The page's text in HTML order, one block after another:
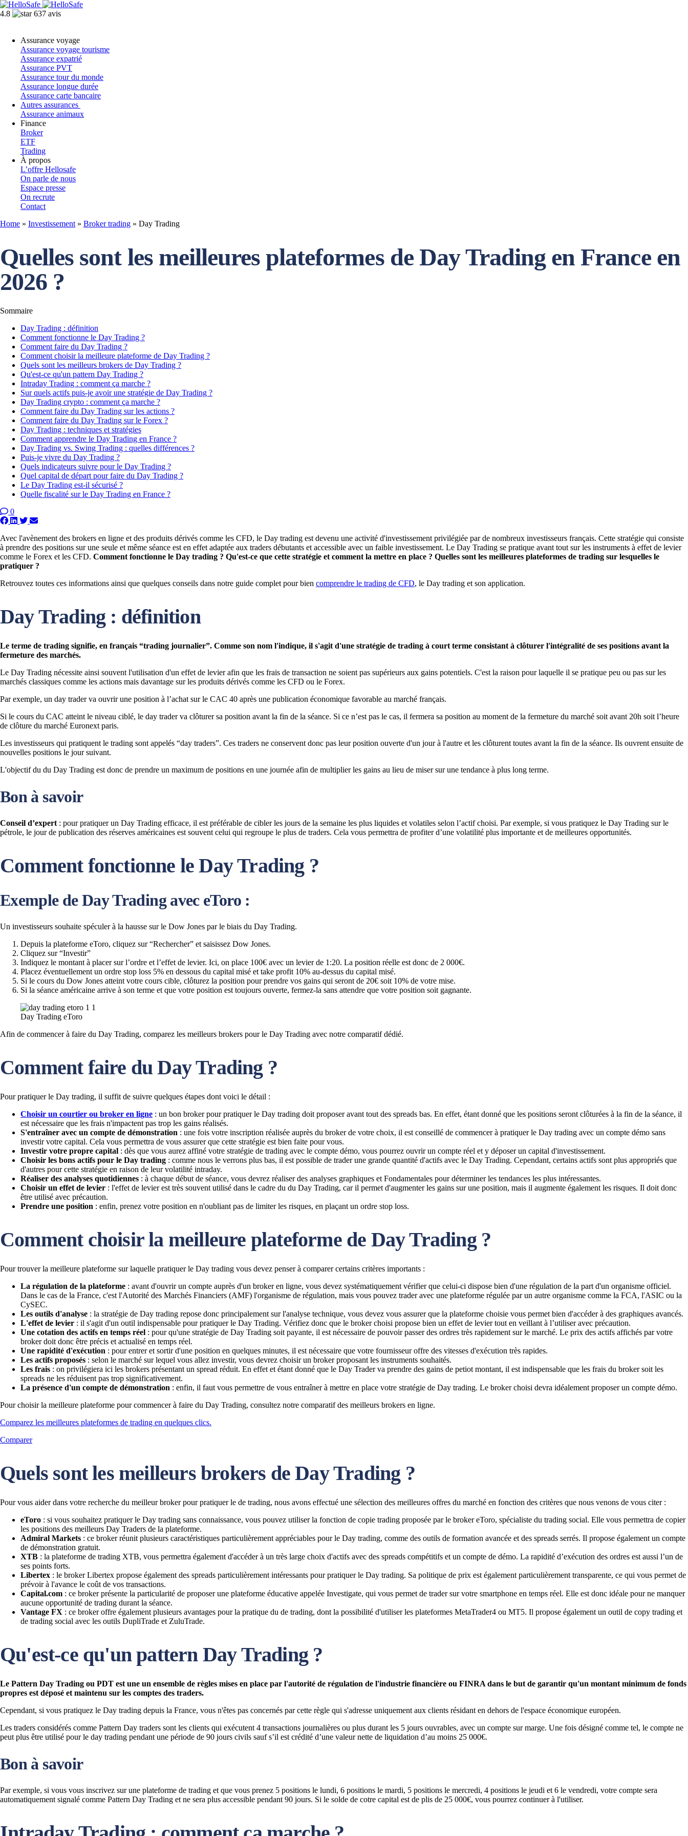
4.8 637 avis
Assurance voyage
Assurance voyage tourisme
Assurance expatrié
Assurance PVT
Assurance tour du monde
Assurance longue durée
Assurance carte bancaire
Autres assurances
Assurance animaux
Finance
Broker
ETF
Trading
À propos
L’offre Hellosafe
On parle de nous
Espace presse
On recrute
Contact
Home » Investissement » Broker trading » Day Trading
Quelles sont les meilleures plateformes de Day Trading en France en
2026 ?
Sommaire
Day Trading : définition
Comment fonctionne le Day Trading ?
Comment faire du Day Trading ?
Comment choisir la meilleure plateforme de Day Trading ?
Quels sont les meilleurs brokers de Day Trading ?
Qu'est-ce qu'un pattern Day Trading ?
Intraday Trading : comment ça marche ?
Sur quels actifs puis-je avoir une stratégie de Day Trading ?
Day Trading crypto : comment ça marche ?
Comment faire du Day Trading sur les actions ?
Comment faire du Day Trading sur le Forex ?
Day Trading : techniques et stratégies
Comment apprendre le Day Trading en France ?
Day Trading vs. Swing Trading : quelles différences ?
Puis-je vivre du Day Trading ?
Quels indicateurs suivre pour le Day Trading ?
Quel capital de départ pour faire du Day Trading ?
Le Day Trading est-il sécurisé ?
Quelle fiscalité sur le Day Trading en France ?
0
Avec l'avènement des brokers en ligne et des produits dérivés comme les CFD, le Day trading est devenu une activité d'investissement privilégiée par de nombreux investisseurs français. Cette stratégie qui consiste
à prendre des positions sur une seule et même séance est en effet adaptée aux traders débutants et accessible avec un faible investissement. Le Day Trading se pratique avant tout sur les instruments à effet de levier
comme le Forex et les CFD. Comment fonctionne le Day trading ? Qu'est-ce que cette stratégie et comment la mettre en place ? Quelles sont les meilleures plateformes de trading sur lesquelles le
pratiquer ?
Retrouvez toutes ces informations ainsi que quelques conseils dans notre guide complet pour bien comprendre le trading de CFD, le Day trading et son application.
Day Trading : définition
Le terme de trading signifie, en français “trading journalier”. Comme son nom l'indique, il s'agit d'une stratégie de trading à court terme consistant à clôturer l'intégralité de ses positions avant la
fermeture des marchés.
Le Day Trading nécessite ainsi souvent l'utilisation d'un effet de levier afin que les frais de transaction ne soient pas supérieurs aux gains potentiels. C'est la raison pour laquelle il se pratique peu ou pas sur les
marchés classiques comme les actions mais davantage sur les produits dérivés comme les CFD ou le Forex.
Par exemple, un day trader va ouvrir une position à l’achat sur le CAC 40 après une publication économique favorable au marché français.
Si le cours du CAC atteint le niveau ciblé, le day trader va clôturer sa position avant la fin de la séance. Si ce n’est pas le cas, il fermera sa position au moment de la fermeture du marché soit avant 20h soit l’heure
de clôture du marché Euronext paris.
Les investisseurs qui pratiquent le trading sont appelés “day traders”. Ces traders ne conservent donc pas leur position ouverte d'un jour à l'autre et les clôturent toutes avant la fin de la séance. Ils ouvrent ensuite de
nouvelles positions le jour suivant.
L'objectif du du Day Trading est donc de prendre un maximum de positions en une journée afin de multiplier les gains au lieu de miser sur une tendance à plus long terme.
Bon à savoir
Conseil d’expert : pour pratiquer un Day Trading efficace, il est préférable de cibler les jours de la semaine les plus liquides et volatiles selon l’actif choisi. Par exemple, si vous pratiquez le Day Trading sur le
pétrole, le jour de publication des réserves américaines est souvent celui qui regroupe le plus de traders. Cela vous permettra de profiter d’une volatilité plus importante et de meilleures opportunités.
Comment fonctionne le Day Trading ?
Exemple de Day Trading avec eToro :
Un investisseurs souhaite spéculer à la hausse sur le Dow Jones par le biais du Day Trading.
Depuis la plateforme eToro, cliquez sur “Rechercher” et saisissez Dow Jones.
Cliquez sur “Investir”
Indiquez le montant à placer sur l’ordre et l’effet de levier. Ici, on place 100€ avec un levier de 1:20. La position réelle est donc de 2 000€.
Placez éventuellement un ordre stop loss 5% en dessous du capital misé et take profit 10% au-dessus du capital misé.
Si le cours du Dow Jones atteint votre cours cible, clôturez la position pour prendre vos gains qui seront de 20€ soit 10% de votre mise.
Si la séance américaine arrive à son terme et que votre position est toujours ouverte, fermez-la sans attendre que votre position soit gagnante.
Day Trading eToro
Afin de commencer à faire du Day Trading, comparez les meilleurs brokers pour le Day Trading avec notre comparatif dédié.
Comment faire du Day Trading ?
Pour pratiquer le Day trading, il suffit de suivre quelques étapes dont voici le détail :
Choisir un courtier ou broker en ligne : un bon broker pour pratiquer le Day trading doit proposer avant tout des spreads bas. En effet, étant donné que les positions seront clôturées à la fin de la séance, il
est nécessaire que les frais n'impactent pas trop les gains réalisés.
S'entraîner avec un compte de démonstration : une fois votre inscription réalisée auprès du broker de votre choix, il est conseillé de commencer à pratiquer le Day trading avec un compte démo sans
investir votre capital. Cela vous permettra de vous assurer que cette stratégie est bien faite pour vous.
Investir votre propre capital : dès que vous aurez affiné votre stratégie de trading avec le compte démo, vous pourrez ouvrir un compte réel et y déposer un capital d'investissement.
Choisir les bons actifs pour le Day trading : comme nous le verrons plus bas, il est possible de trader une grande quantité d'actifs avec le Day Trading. Cependant, certains actifs sont plus appropriés que
d'autres pour cette stratégie en raison de leur volatilité intraday.
Réaliser des analyses quotidiennes : à chaque début de séance, vous devrez réaliser des analyses graphiques et Fondamentales pour déterminer les tendances les plus intéressantes.
Choisir un effet de levier : l'effet de levier est très souvent utilisé dans le cadre du du Day Trading, car il permet d'augmenter les gains sur une position, mais il augmente également les risques. Il doit donc
être utilisé avec précaution.
Prendre une position : enfin, prenez votre position en n'oubliant pas de limiter les risques, en plaçant un ordre stop loss.
Comment choisir la meilleure plateforme de Day Trading ?
Pour trouver la meilleure plateforme sur laquelle pratiquer le Day trading vous devez penser à comparer certains critères importants :
La régulation de la plateforme : avant d'ouvrir un compte auprès d'un broker en ligne, vous devez systématiquement vérifier que celui-ci dispose bien d'une régulation de la part d'un organisme officiel.
Dans le cas de la France, c'est l'Autorité des Marchés Financiers (AMF) l'organisme de régulation, mais vous pouvez trader avec une plateforme régulée par un autre organisme comme la FCA, l'ASIC ou la
CySEC.
Les outils d'analyse : la stratégie de Day trading repose donc principalement sur l'analyse technique, vous devez vous assurer que la plateforme choisie vous permet bien d'accéder à des graphiques avancés.
L'effet de levier : il s'agit d'un outil indispensable pour pratiquer le Day Trading. Vérifiez donc que le broker choisi propose bien un effet de levier tout en veillant à l’utiliser avec précaution.
Une cotation des actifs en temps réel : pour qu'une stratégie de Day Trading soit payante, il est nécessaire de pouvoir passer des ordres très rapidement sur le marché. Le prix des actifs affichés par votre
broker doit donc être précis et actualisé en temps réel.
Une rapidité d'exécution : pour entrer et sortir d'une position en quelques minutes, il est nécessaire que votre fournisseur offre des vitesses d'exécution très rapides.
Les actifs proposés : selon le marché sur lequel vous allez investir, vous devrez choisir un broker proposant les instruments souhaités.
Les frais : on privilégiera ici les brokers présentant un spread réduit. En effet et étant donné que le Day Trader va prendre des gains de petiot montant, il est indispensable que les frais du broker soit les
spreads ne les réduisent pas trop significativement.
La présence d'un compte de démonstration : enfin, il faut vous permettre de vous entraîner à mettre en place votre stratégie de Day trading. Le broker choisi devra idéalement proposer un compte démo.
Pour choisir la meilleure plateforme pour commencer à faire du Day Trading, consultez notre comparatif des meilleurs brokers en ligne.
Comparez les meilleures plateformes de trading en quelques clics.
Comparer
Quels sont les meilleurs brokers de Day Trading ?
Pour vous aider dans votre recherche du meilleur broker pour pratiquer le de trading, nous avons effectué une sélection des meilleures offres du marché en fonction des critères que nous venons de vous citer :
eToro : si vous souhaitez pratiquer le Day trading sans connaissance, vous pouvez utiliser la fonction de copie trading proposée par le broker eToro, spécialiste du trading social. Elle vous permettra de copier
les positions des meilleurs Day Traders de la plateforme.
Admiral Markets : ce broker réunit plusieurs caractéristiques particulièrement appréciables pour le Day trading, comme des outils de formation avancée et des spreads serrés. Il propose également un compte
de démonstration gratuit.
XTB : la plateforme de trading XTB, vous permettra également d'accéder à un très large choix d'actifs avec des spreads compétitifs et un compte de démo. La rapidité d’exécution des ordres est aussi l’un de
ses points forts.
Libertex : le broker Libertex propose également des spreads particulièrement intéressants pour pratiquer le Day trading. Sa politique de prix est également particulièrement transparente, ce qui vous permet de
prévoir à l'avance le coût de vos transactions.
Capital.com : ce broker présente la particularité de proposer une plateforme éducative appelée Investigate, qui vous permet de trader sur votre smartphone en temps réel. Elle est donc idéale pour ne manquer
aucune opportunité de trading durant la séance.
Vantage FX : ce broker offre également plusieurs avantages pour la pratique du de trading, dont la possibilité d'utiliser les plateformes MetaTrader4 ou MT5. Il propose également un outil de copy trading et
de trading social avec les outils DupliTrade et ZuluTrade.
Qu'est-ce qu'un pattern Day Trading ?
Le Pattern Day Trading ou PDT est une un ensemble de règles mises en place par l'autorité de régulation de l'industrie financière ou FINRA dans le but de garantir qu'un montant minimum de fonds
propres est déposé et maintenu sur les comptes des traders.
Cependant, si vous pratiquez le Day trading depuis la France, vous n'êtes pas concernés par cette règle qui s'adresse uniquement aux clients résidant en dehors de l'espace économique européen.
Les traders considérés comme Pattern Day traders sont les clients qui exécutent 4 transactions journalières ou plus durant les 5 jours ouvrables, avec un compte sur marge. Une fois désigné comme tel, le compte ne
peut plus être utilisé pour le day trading pendant une période de 90 jours civils sauf s’il est crédité d’une valeur nette de liquidation d’au moins 25 000€.
Bon à savoir
Par exemple, si vous vous inscrivez sur une plateforme de trading et que vous prenez 5 positions le lundi, 6 positions le mardi, 5 positions le mercredi, 4 positions le jeudi et 6 le vendredi, votre compte sera
automatiquement signalé comme Pattern Day Trading et ne sera plus accessible pendant 90 jours. Si le solde de cotre capital est de plis de 25 000€, vous pourrez continuer à l'utiliser.